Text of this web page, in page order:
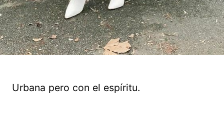
Urbana pero con el espíritu.